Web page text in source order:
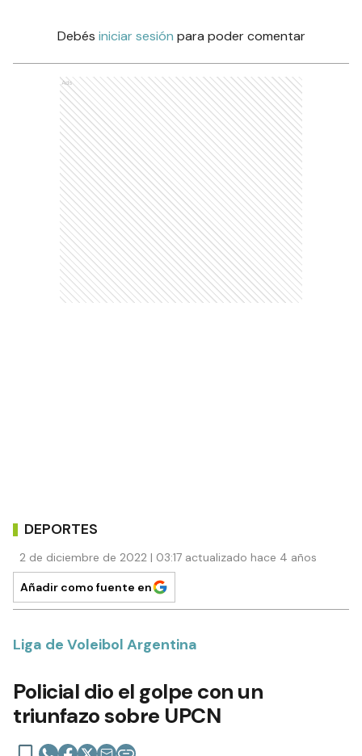
Debés iniciar sesión para poder comentar
Ads
DEPORTES
2 de diciembre de 2022 | 03:17 actualizado hace 4 años
Añadir como fuente en
Liga de Voleibol Argentina
Policial dio el golpe con un
triunfazo sobre UPCN